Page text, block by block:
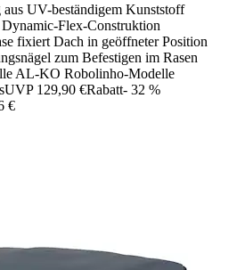
aus UV-beständigem Kunststoff
Flex-Construktion
fixiert Dach in geöffneter Position
zum Befestigen im Rasen
AL-KO Robolinho-Modelle
UVP 129,90 €Rabatt- 32 %
€